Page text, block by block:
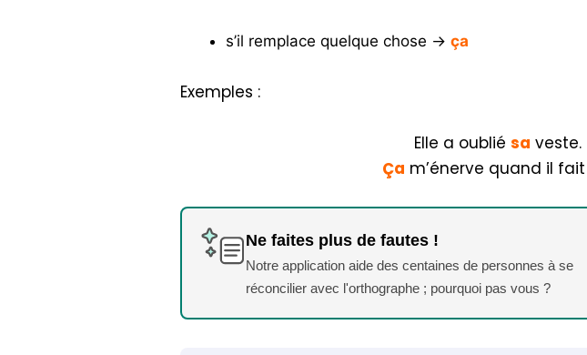
s’il remplace quelque chose →ça
Exemples :
Elle a oubliésa veste.
Ça m’énerve quand il
Ne faites plus de fautes !
Notre application aide des centaines de personnes à se
réconcilier avec l'orthographe ; pourquoi pas vous ?